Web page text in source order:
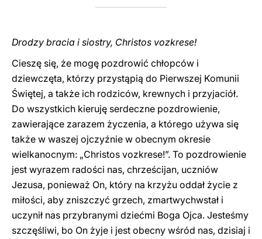
Drodzy bracia i siostry, Christos vozkrese!
Cieszę się, że mogę pozdrowić chłopców i
dziewczęta, którzy przystąpią do Pierwszej Komunii
Świętej, a także ich rodziców, krewnych i przyjaciół.
Do wszystkich kieruję serdeczne pozdrowienie,
zawierające zarazem życzenia, a którego używa się
także w waszej ojczyźnie w obecnym okresie
wielkanocnym: „Christos vozkrese!”. To pozdrowienie
jest wyrazem radości nas, chrześcijan, uczniów
Jezusa, ponieważ On, który na krzyżu oddał życie z
miłości, aby zniszczyć grzech, zmartwychwstał i
uczynił nas przybranymi dziećmi Boga Ojca. Jesteśmy
szczęśliwi, bo On żyje i jest obecny wśród nas, dzisiaj i